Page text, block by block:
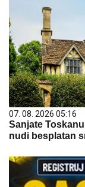
07. 08. 2026 05:16
Sanjate
nudi besplatan